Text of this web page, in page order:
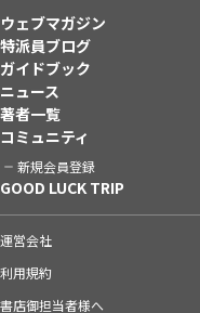
ウェブマガジン
特派員ブログ
ガイドブック
ニュース
著者一覧
コミュニティ
新規会員登録
GOOD LUCK TRIP
運営会社
利用規約
書店御担当者様へ